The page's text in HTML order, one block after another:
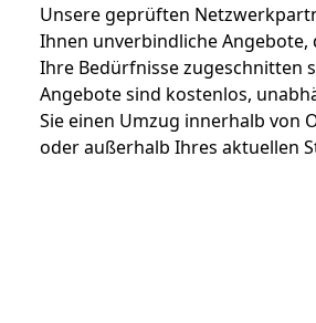
Unsere geprüften
Ihnen unverbindliche Angebote,
Ihre Bedürfnisse zugeschnitten
Angebote sind kostenlos,
Sie einen Umzug innerhalb von
oder außerhalb Ihres aktuellen